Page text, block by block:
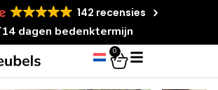
142 recensies
14 dagen bedenktermijn
0